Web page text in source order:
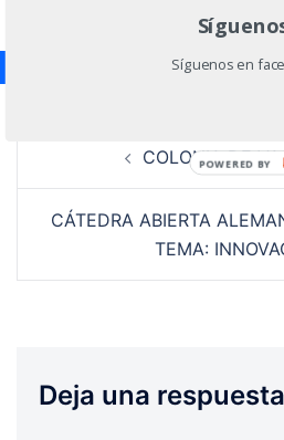
entradas
COLONIA DE
CÁTEDRA ABIERTA
TEMA:
Deja una respuesta
Síguenos en
POWERED BY